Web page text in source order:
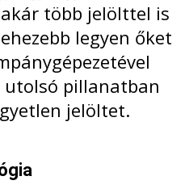
több jelölttel is
legyen őket
utolsó pillanatban
jelöltet.